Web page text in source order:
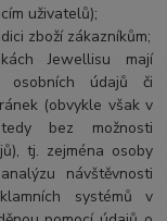
uživatelů);
zboží zákazníkům;
Jewellisu mají
osobních údajů či
(obvykle však v
bez možnosti
tj. zejména osoby
návštěvnosti
systémů v